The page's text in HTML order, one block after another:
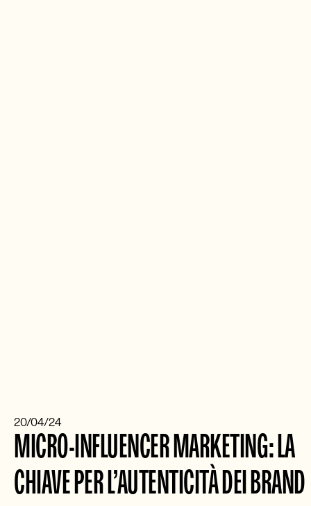
20/04/24
MICRO-INFLUENCER MARKETING: LA
CHIAVE PER L’AUTENTICITÀ DEI BRAND